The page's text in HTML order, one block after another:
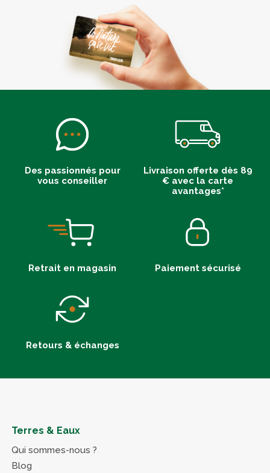
Des passionnés pour
vous conseiller
Livraison offerte dès 89
€ avec la carte
avantages*
Retrait en magasin Paiement sécurisé
Retours & échanges
Terres & Eaux
Qui sommes-nous ?
Blog